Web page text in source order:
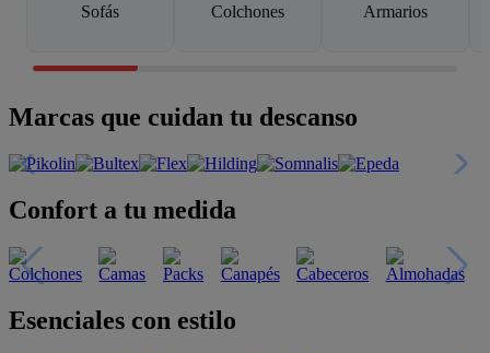
Sofás Colchones Armarios
Marcas que cuidan tu descanso
Confort a tu medida
Esenciales con estilo